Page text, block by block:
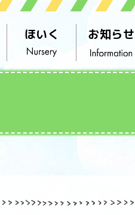
ほいく お知らせ